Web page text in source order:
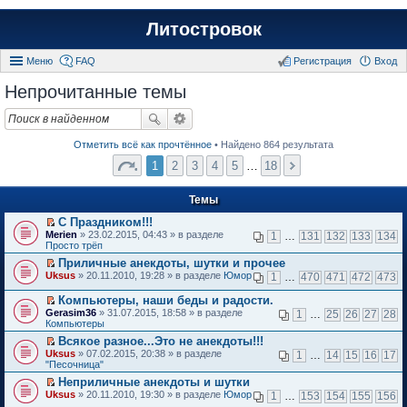
Литостровок
Меню FAQ Вход
Регистрация
Непрочитанные темы
Отметить всё как прочтённое • Найдено 864 результата
1 2 3 4 5 18
Темы
П
е
р
й
и
к
п
е
р
в
о
м
у
н
С Праздником!!!
1 … 131 132 133 134
Merien » 23.02.2015, 04:43 » в разделе
Просто трёп
П
р
е
й
т
и
к
п
е
р
в
Приличные анекдоты, шутки и прочее
1 … 470 471 472 473
Uksus » 20.11.2010, 19:28 » в разделе Юмор
П
е
р
е
й
т
и
к
п
Компьютеры, наши беды и радости.
1 … 25 26 27 28
Gerasim36 » 31.07.2015, 18:58 » в разделе
Компьютеры
П
е
р
е
й
Всякое разное...Это не анекдоты!!!
1 … 14 15 16 17
Uksus » 07.02.2015, 20:38 » в разделе
"Песочница"
П
Неприличные анекдоты и шутки
1 … 153 154 155 156
Uksus » 20.11.2010, 19:30 » в разделе Юмор